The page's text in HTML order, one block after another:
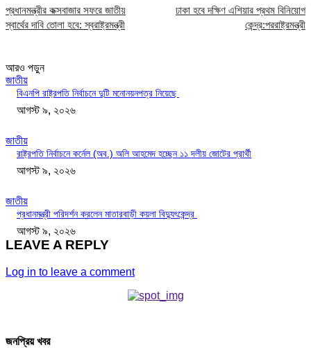
প্রধানমন্ত্রীর কক্সবাজার সফরে জাতীয়
স্বার্থের দাবি তোলা হবে: স্বরাষ্ট্রমন্ত্রী
ঢাকা হবে দক্ষিণ এশিয়ার প্রথম বিনিয়োগ
কেন্দ্র:পররাষ্ট্রমন্ত্রী
আরও পড়ুন
জাতীয়
বিএনপি রাষ্ট্রপতি নির্বাচনে দুটি মনোনয়নপত্র নিয়েছে
আগস্ট ৯, ২০২৬
জাতীয়
রাষ্ট্রপতি নির্বাচনে কর্নেল (অব.) অলি আহমেদ হচ্ছেন ১১ দলীয় জোটের প্রার্থী
আগস্ট ৯, ২০২৬
জাতীয়
প্রধানমন্ত্রী পরিদর্শন করলেন মাতারবাড়ী কয়লা বিদ্যুৎকেন্দ্র
আগস্ট ৯, ২০২৬
LEAVE A REPLY
Log in to leave a comment
জনপ্রিয় খবর